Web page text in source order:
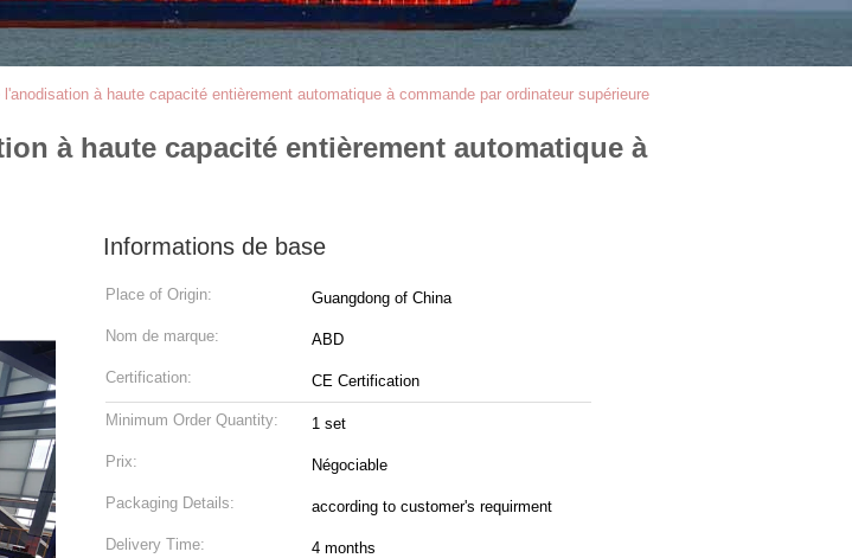
à haute capacité entièrement automatique à commande par ordinateur supérieure
à haute capacité entièrement automatique à
Informations de base
Place of Origin: Guangdong of China
Nom de marque: ABD
Certification: CE Certification
Minimum Order Quantity: 1 set
Prix: Négociable
Packaging Details: according to customer's requirment
Delivery Time: 4 months